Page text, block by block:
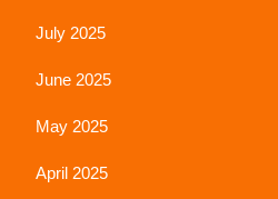
July 2025
June 2025
May 2025
April 2025